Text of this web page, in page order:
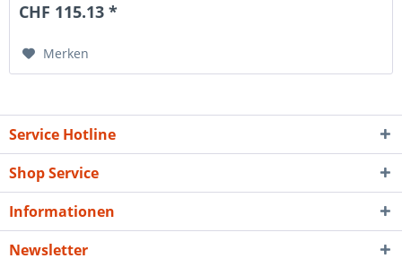
CHF 115.13 *
Merken
Service Hotline
Shop Service
Informationen
Newsletter